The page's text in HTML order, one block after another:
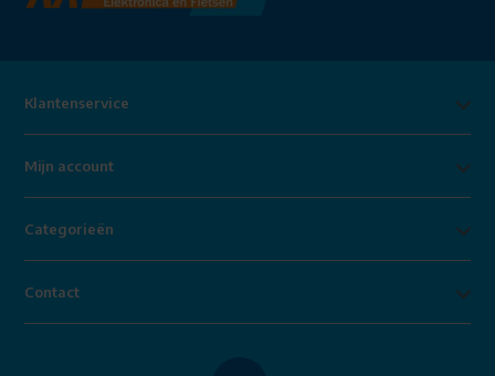
Klantenservice
Mijn account
Categorieën
Contact